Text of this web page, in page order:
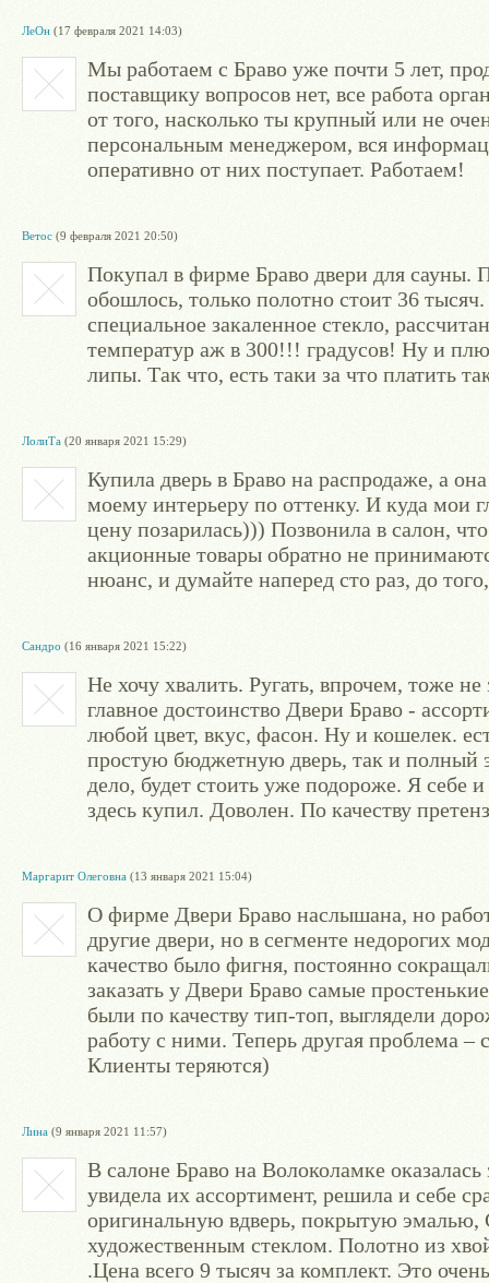
ЛеОн (17 февраля 2021 14:03)
Мы работаем с Браво уже почти 5 лет,
поставщику вопросов нет, все работа
от того, насколько ты крупный или не
персональным менеджером, вся
оперативно от них поступает. Работаем!
Ветос (9 февраля 2021 20:50)
Покупал в фирме Браво двери для сауны.
обошлось, только полотно стоит 36
специальное закаленное стекло,
температур аж в 300!!! градусов! Ну и
липы. Так что, есть таки за что платить
ЛолиТа (20 января 2021 15:29)
Купила дверь в Браво на распродаже, а
моему интерьеру по оттенку. И куда мои
цену позарилась))) Позвонила в салон,
акционные товары обратно не
нюанс, и думайте наперед сто раз, до
Сандро (16 января 2021 15:22)
Не хочу хвалить. Ругать, впрочем, тоже
главное достоинство Двери Браво -
любой цвет, вкус, фасон. Ну и кошелек.
простую бюджетную дверь, так и полный
дело, будет стоить уже подороже. Я себе
здесь купил. Доволен. По качеству
Маргарит Олеговна (13 января 2021 15:04)
О фирме Двери Браво наслышана, но
другие двери, но в сегменте недорогих
качество было фигня, постоянно
заказать у Двери Браво самые
были по качеству тип-топ, выглядели
работу с ними. Теперь другая проблема
Клиенты теряются)
Лина (9 января 2021 11:57)
В салоне Браво на Волоколамке
увидела их ассортимент, решила и себе
оригинальную вдверь, покрытую
художественным стеклом. Полотно из
.Цена всего 9 тысяч за комплект. Это